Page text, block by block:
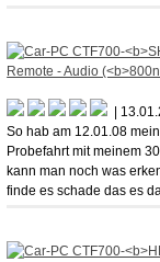
|
So hab am 12.01.08
Probefahrt mit meinem
kann man noch was
finde es schade das es